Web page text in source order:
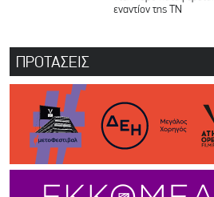
εναντίον της ΤΝ
ΠΡΟΤΑΣΕΙΣ